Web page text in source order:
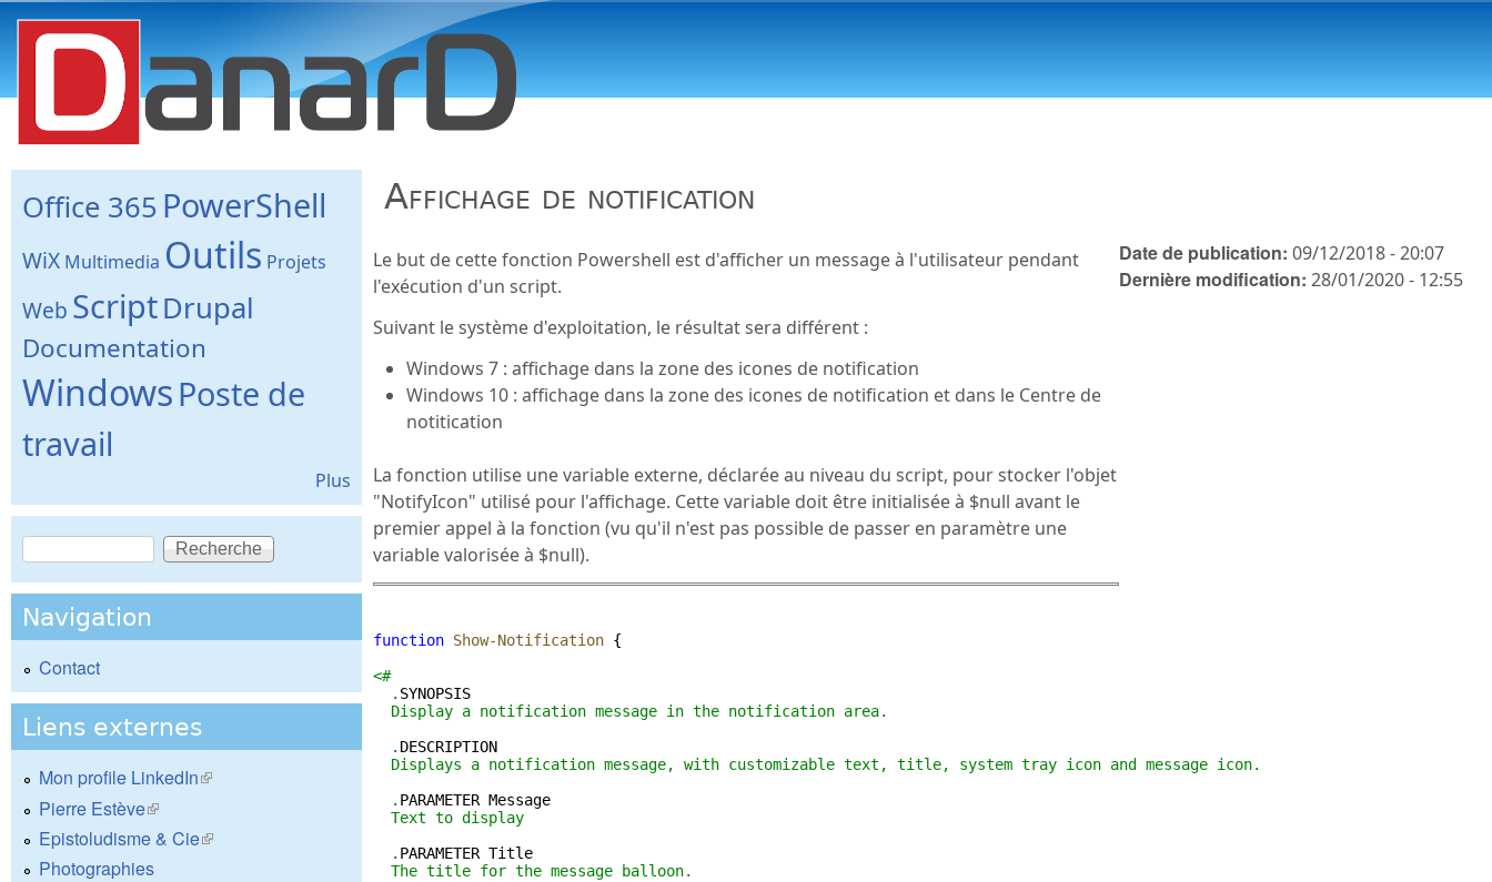
danard.net
Affichage de notification
Le but de cette fonction Powershell est d'afficher un message à l'utilisateur pendant
l'exécution d'un script.
Suivant le système d'exploitation, le résultat sera différent :
Windows 7 : affichage dans la zone des icones de notification
Windows 10 : affichage dans la zone des icones de notification et dans le Centre de
notitication
La fonction utilise une variable externe, déclarée au niveau du script, pour stocker l'objet
"NotifyIcon" utilisé pour l'affichage. Cette variable doit être initialisée à $null avant le
premier appel à la fonction (vu qu'il n'est pas possible de passer en paramètre une
variable valorisée à $null).
function Show-Notification {
<#
  .
SYNOPSIS
  Display a notification message in the notification area.
  .
DESCRIPTION
  Displays a notification message, with customizable text, title, system tray icon and message icon.
  .
PARAMETER Message
  Text to display
  .
PARAMETER Title
  The title for the message balloon.
Date de publication: 09/12/2018 - 20:07
Dernière modification: 28/01/2020 - 12:55
Office 365 PowerShell
WiX Multimedia Outils Projets
Web ScriptDrupal
Documentation
WindowsPoste de
travail
Plus
Formulaire de recherche
Recherche
Navigation
Contact
Liens externes
Mon profile LinkedIn(le lien est externe)
Pierre Estève(le lien est externe)
Epistoludisme & Cie(le lien est externe)
Photographies